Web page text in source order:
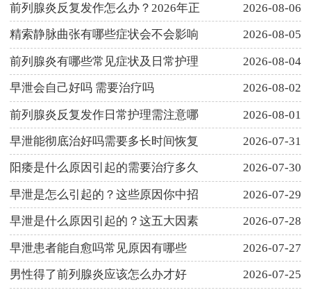
前列腺炎反复发作怎么办？2026年正 2026-08-06
精索静脉曲张有哪些症状会不会影响 2026-08-05
前列腺炎有哪些常见症状及日常护理 2026-08-04
早泄会自己好吗 需要治疗吗 2026-08-02
前列腺炎反复发作日常护理需注意哪 2026-08-01
早泄能彻底治好吗需要多长时间恢复 2026-07-31
阳痿是什么原因引起的需要治疗多久 2026-07-30
早泄是怎么引起的？这些原因你中招 2026-07-29
早泄是什么原因引起的？这五大因素 2026-07-28
早泄患者能自愈吗常见原因有哪些 2026-07-27
男性得了前列腺炎应该怎么办才好 2026-07-25